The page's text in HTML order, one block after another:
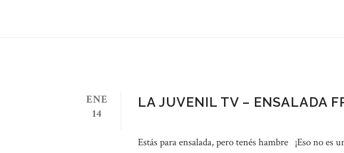
ENE
14
LA JUVENIL TV – ENSALADA
Estás para ensalada, pero tenés hambre ¡Eso no es